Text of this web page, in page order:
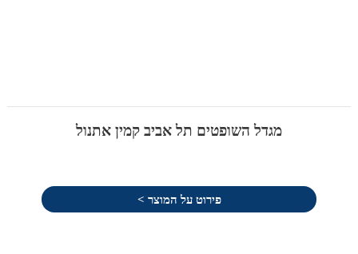
מגדל השופטים תל אביב קמין אתנול
פירוט על המוצר >